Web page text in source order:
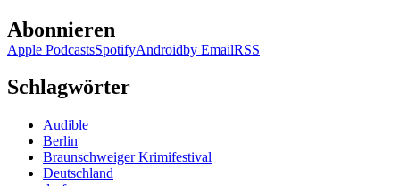
Abonnieren
Apple PodcastsSpotifyAndroidby EmailRSS
Schlagwörter
Audible
Berlin
Braunschweiger Krimifestival
Deutschland